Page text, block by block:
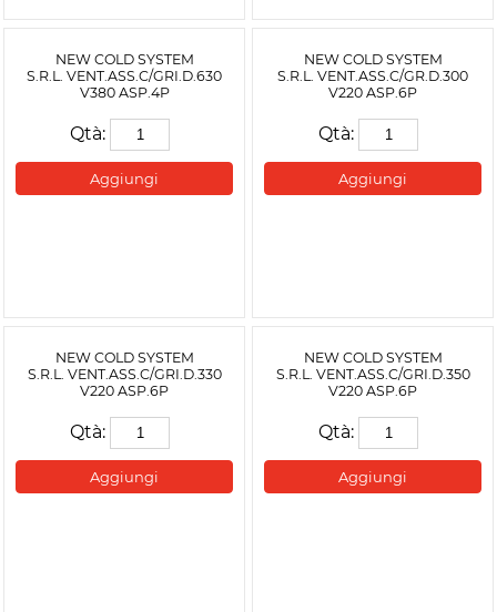
NEW COLD SYSTEM
S.R.L. VENT.ASS.C/GRI.D.630
V380 ASP.4P
Qtà:
Aggiungi
NEW COLD SYSTEM
S.R.L. VENT.ASS.C/GR.D.300
V220 ASP.6P
Qtà:
Aggiungi
NEW COLD SYSTEM
S.R.L. VENT.ASS.C/GRI.D.330
V220 ASP.6P
Qtà:
Aggiungi
NEW COLD SYSTEM
S.R.L. VENT.ASS.C/GRI.D.350
V220 ASP.6P
Qtà:
Aggiungi